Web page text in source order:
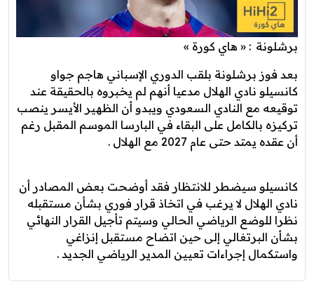
برشلونة : « هاي كورة »
بعد فوز برشلونة بلقب الدوري الإسباني هاجم جواو
كانسيلو نادي الهلال مدعيا أنهم لم يخبروه بالحقيقة عند
توقيعه مع النادي السعودي ويبدو أن الظهير الأيسر ينصب
تركيزه بالكامل على البقاء في البارسا الموسم المقبل رغم
أن عقده يمتد حتى عام 2027 مع الهلال .
كانسيلو سيضطر للانتظار فقد أوضحت بعض المصادر أن
نادي الهلال لا يرغب في اتخاذ قرار فوري بشأن مستقبله
نظرا للوضع الرياضي الحالي وسيتم تأجيل القرار النهائي
بشأن البرتغالي إلى حين اتضاح مستقبل إنزاغي
واستكمال إجراءات تعيين المدير الرياضي الجديد .